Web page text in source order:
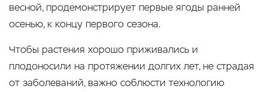
весной, продемонстрирует первые ягоды ранней
осенью, к концу первого сезона.
Чтобы растения хорошо приживались и
плодоносили на протяжении долгих лет, не страдая
от заболеваний, важно соблюсти технологию